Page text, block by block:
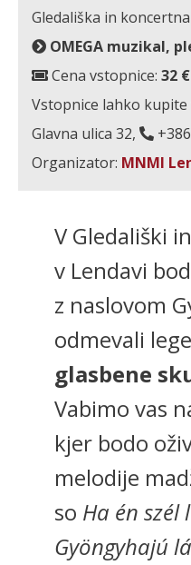
Gledališka in
OMEGA muzikal,
Cena vstopnice: 32 €
Vstopnice lahko kupite
Glavna ulica 32,
Organizator: MNMI
V Gledališki
v Lendavi
z naslovom
odmevali
glasbene
Vabimo vas
kjer bodo
melodije
so Ha én szél
Gyöngyhajú